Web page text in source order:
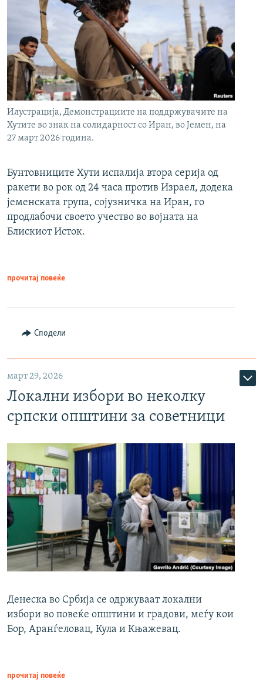
Илустрација, Демонстрациите на поддржувачите на
Хутите во знак на солидарност со Иран, во Јемен, на
27 март 2026 година.
Бунтовниците Хути испалија втора серија од
ракети во рок од 24 часа против Израел, додека
јеменската група, сојузничка на Иран, го
продлабочи своето учество во војната на
Блискиот Исток.
прочитај повеќе
Сподели
март 29, 2026
Локални избори во неколку
српски општини за советници
Денеска во Србија се одржуваат локални
избори во повеќе општини и градови, меѓу кои
Бор, Аранѓеловац, Кула и Књажевац.
прочитај повеќе